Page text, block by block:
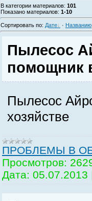
В категории материалов: 101
Показано материалов: 1-10
Сортировать по: Дате · Названию
Пылесос
помощник
Пылесос
хозяйстве
ПРОБЛЕМЫ В
Просмотров:
Дата: 05.07.2013